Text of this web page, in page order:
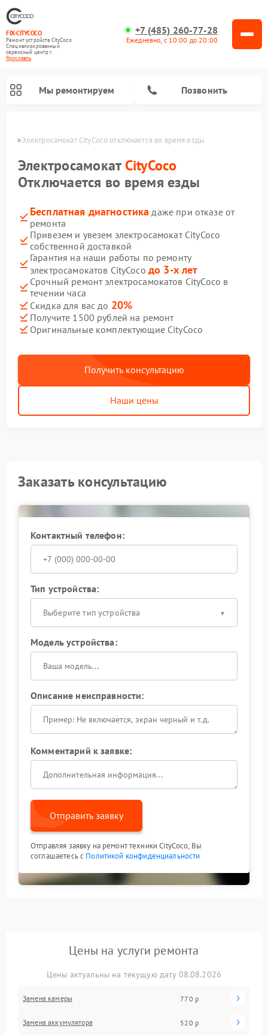
FIX-CITYCOCO
Ремонт устройств CityCoco
Специализированный
cервисный центр г.
Ярославль
+7 (485) 260-77-28
Ежедневно, с 10:00 до 20:00
Мы ремонтируем Позвонить
Электросамокат CityCoco отключается во время езды
Электросамокат CityCoco
Отключается во время езды
Бесплатная диагностика даже при отказе от
ремонта
Привезем и увезем электросамокат CityCoco
собственной доставкой
Гарантия на наши работы по ремонту
электросамокатов CityCoco до 3-х лет
Срочный ремонт электросамокатов CityCoco в
течении часа
Скидка для вас до 20%
Получите 1500 рублей на ремонт
Оригинальные комплектующие CityCoco
Получить консультацию
Наши цены
Заказать консультацию
Контактный телефон:
Тип устройства:
Выберите тип устройства
Модель устройства:
Описание неисправности:
Комментарий к заявке:
Отправить заявку
Отправляя заявку на ремонт техники CityCoco, Вы
соглашаетесь с Политикой конфиденциальности
Цены на услуги ремонта
Цены актуальны на текущую дату 08.08.2026
Замена камеры 770 р
Замена аккумулятора 520 р